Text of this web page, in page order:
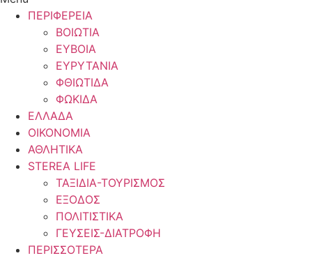
ΠΕΡΙΦΕΡΕΙΑ
ΒΟΙΩΤΙΑ
ΕΥΒΟΙΑ
ΕΥΡΥΤΑΝΙΑ
ΦΘΙΩΤΙΔΑ
ΦΩΚΙΔΑ
ΕΛΛΑΔΑ
ΟΙΚΟΝΟΜΙΑ
ΑΘΛΗΤΙΚΑ
STEREA LIFE
ΤΑΞΙΔΙΑ-ΤΟΥΡΙΣΜΟΣ
ΕΞΟΔΟΣ
ΠΟΛΙΤΙΣΤΙΚΑ
ΓΕΥΣΕΙΣ-ΔΙΑΤΡΟΦΗ
ΠΕΡΙΣΣΟΤΕΡΑ